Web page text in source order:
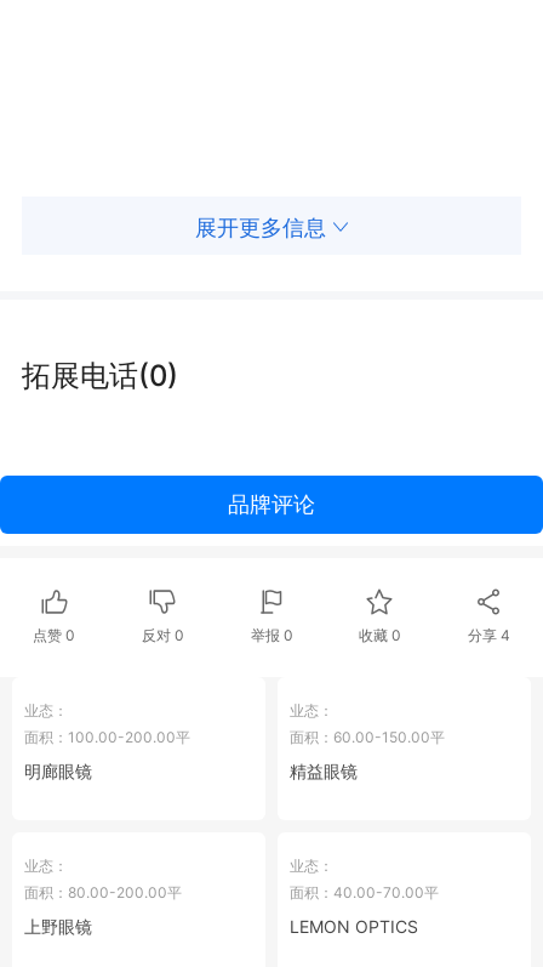
善的服务，让您及您的家人走进清晰的世界。
展开更多信息
拓展电话(0)
品牌评论
点赞0 反对 0 举报 0 收藏 0 分享 4
业态：
面积：100.00-200.00平
明廊眼镜
业态：
面积：60.00-150.00平
精益眼镜
业态：
面积：80.00-200.00平
上野眼镜
业态：
面积：40.00-70.00平
LEMON OPTICS